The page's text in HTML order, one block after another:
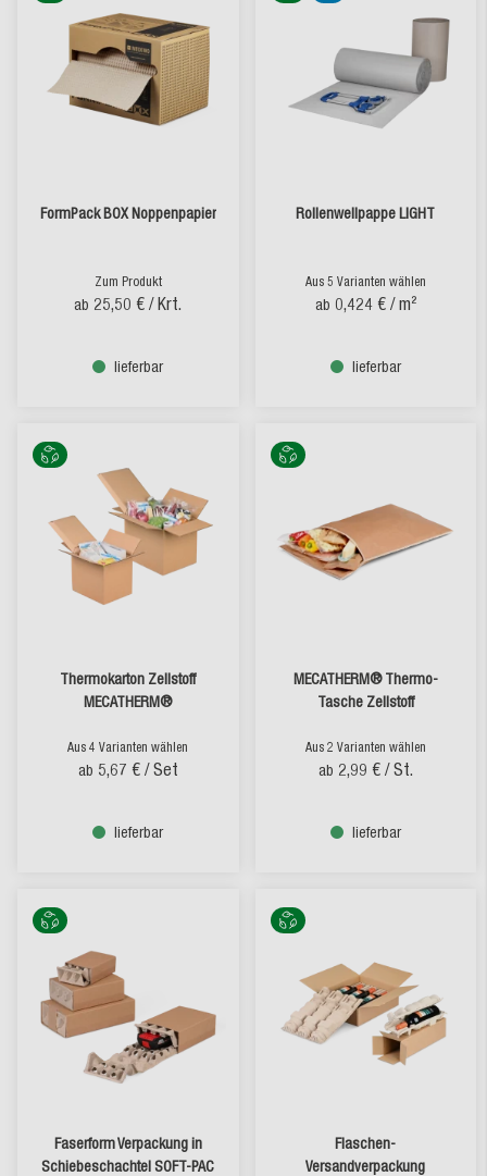
FormPack BOX Noppenpapier
Zum Produkt
ab 25,50 € / Krt.
lieferbar
Rollenwellpappe LIGHT
Aus 5 Varianten wählen
ab 0,424 € / m²
lieferbar
Thermokarton Zellstoff
MECATHERM®
Aus 4 Varianten wählen
ab 5,67 € / Set
lieferbar
MECATHERM® Thermo-
Tasche Zellstoff
Aus 2 Varianten wählen
ab 2,99 € / St.
lieferbar
Faserform Verpackung in
Schiebeschachtel SOFT-PAC
Flaschen-
Versandverpackung